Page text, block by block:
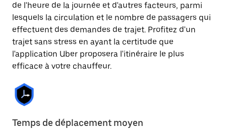
de l'heure de la journée et d'autres facteurs, parmi
lesquels la circulation et le nombre de passagers qui
effectuent des demandes de trajet. Profitez d'un
trajet sans stress en ayant la certitude que
l'application Uber proposera l'itinéraire le plus
efficace à votre chauffeur.
Temps de déplacement moyen